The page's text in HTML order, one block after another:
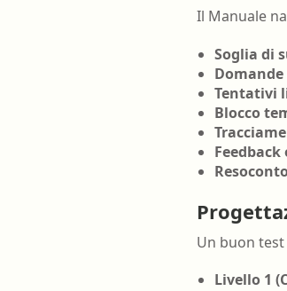
Il Manuale
Soglia di
Tentativi
Blocco
Un buon
Livello 1